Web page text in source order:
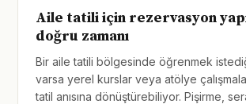
Aile tatili için rezervasyon
doğru zamanı
Bir aile tatili bölgesinde öğrenmek
varsa yerel kurslar veya atölye
tatil anısına dönüştürebiliyor. Pişirme,